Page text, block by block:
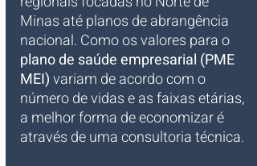
Minas até planos de abrangência
nacional. Como os valores para o
plano de saúde empresarial (PME
MEI) variam de acordo com o
número de vidas e as faixas etárias,
a melhor forma de economizar é
através de uma consultoria técnica.